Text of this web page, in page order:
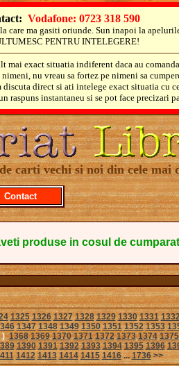
Vodafone: 0723 318 590
care ma gasiti oriunde. Sun inapoi la
PENTRU INTELEGERE!
exact situatia indiferent daca au
nu vreau sa fortez pe nimeni sa
direct si ati intelege exact situatia cu
raspuns instantaneu si se pot face precizari
carti vechi si noi din cele mai
Contact
produse in cosul de
1325 1326 1327 1328 1329 1330 1331
1347 1348 1349 1350 1351 1352 1353
) 1368 1369 1370 1371 1372 1373 1374 1375
1390 1391 1392 1393 1394 1395 1396
1412 1413 1414 1415 1416...1736>>